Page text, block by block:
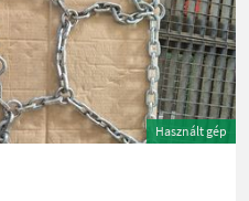
Használt gép